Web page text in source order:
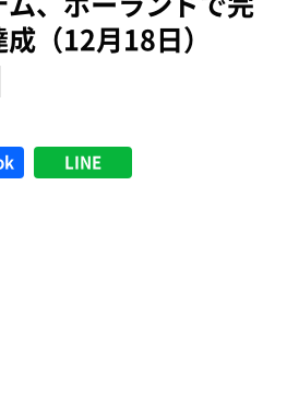
（12月18日）
LINE